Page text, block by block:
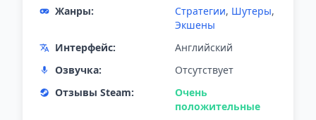
Жанры:
Стратегии, Шутеры,
Экшены
Интерфейс:
Английский
Озвучка:
Отсутствует
Отзывы Steam:
Очень
положительные